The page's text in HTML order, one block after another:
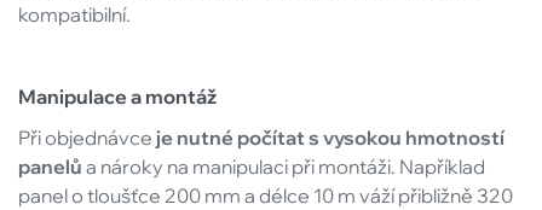
kompatibilní.
Manipulace a montáž
Při objednávce je nutné počítat s vysokou hmotností
panelů a nároky na manipulaci při montáži. Například
panel o tloušťce 200 mm a délce 10 m váží přibližně 320